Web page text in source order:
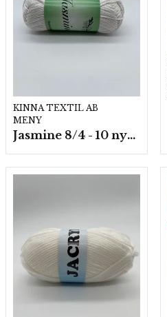
KINNA TEXTIL AB
MENY
Jasmine 8/4 - 10 nystan a50g./fp.